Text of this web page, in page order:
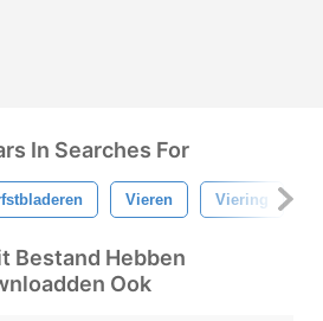
In Searches For
Vieren Viering
Bestand Hebben
Ook